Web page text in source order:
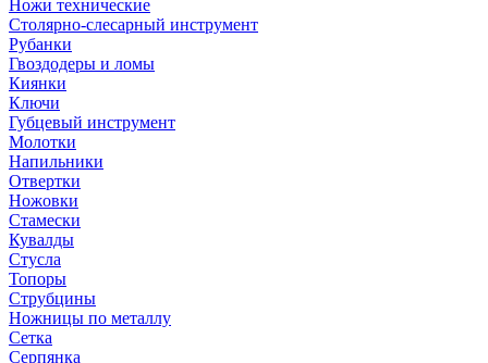
Ножи технические
Столярно-слесарный инструмент
Рубанки
Гвоздодеры и ломы
Киянки
Ключи
Губцевый инструмент
Молотки
Напильники
Отвертки
Ножовки
Стамески
Кувалды
Стусла
Топоры
Струбцины
Ножницы по металлу
Сетка
Серпянка